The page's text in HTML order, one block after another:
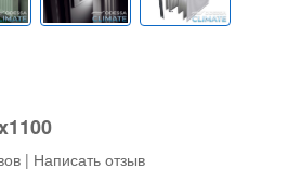
| Написать отзыв